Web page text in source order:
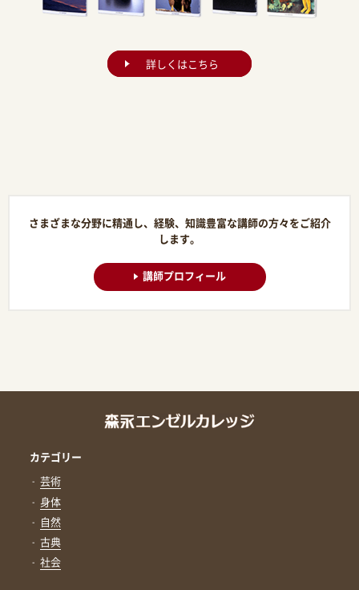
詳しくはこちら
さまざまな分野に精通し、経験、知識豊富な講師の方々をご紹介
します。
講師プロフィール
カテゴリー
芸術
身体
自然
古典
社会